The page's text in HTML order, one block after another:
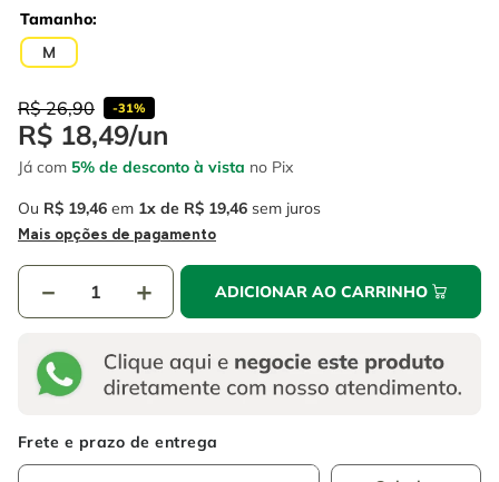
Tamanho
M
R$ 26,90 -31%
R$ 18,49/un
Já com 5% de desconto à vista no Pix
Ou R$ 19,46 em 1 R$ 19,46 sem juros
Mais opções de pagamento
＋
－ ADICIONAR AO CARRINHO
6 º fio
7
8 º disco corte
9 cabo flexivel
º serra circular
chave impacto
º disco corte
10º serra copo